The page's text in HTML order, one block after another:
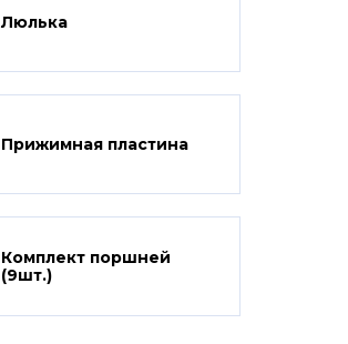
Люлька
Прижимная пластина
Комплект поршней
(9шт.)